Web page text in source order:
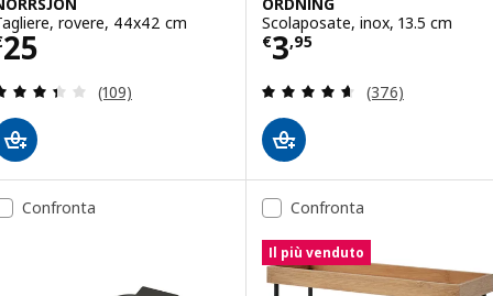
rovere, 44x42 cm
25 € 25
Recensione: 3.4 fuori da 5 stelle. Totale
(109)
Scolaposate, inox, 13.5 cm
€3,95
Prezzo € 3,95
Recensione:
(376)
Confronta Confronta
Il più venduto